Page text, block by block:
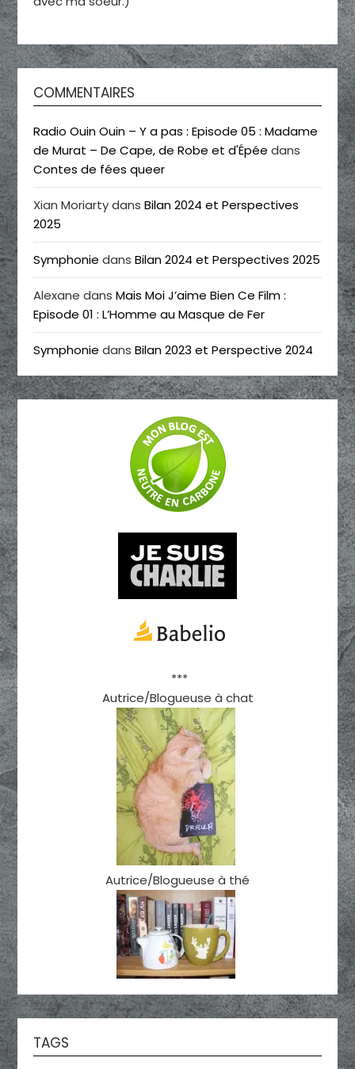
COMMENTAIRES
Radio Ouin Ouin – Y a pas : Episode 05 : Madame
de Murat – De Cape, de Robe et d'Épée dans
Contes de fées queer
Xian MoriartydansBilan 2024 et Perspectives
2025
Symphonie dansBilan 2024 et Perspectives 2025
Alexane dansMais Moi J’aime Bien Ce Film :
Episode 01 : L’Homme au Masque de Fer
Symphonie dansBilan 2023 et Perspective 2024
***
Autrice/Blogueuse à chat
Autrice/Blogueuse à thé
TAGS